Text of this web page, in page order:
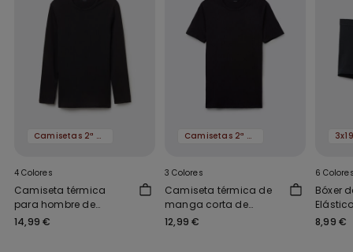
Camisetas 2ª al -50%
4 Colores
Camiseta térmica
para hombre de
manga larga
14,99 €
Camisetas 2ª al -50%
3 Colores
Camiseta térmica de
manga corta de
algodón hombre
12,99 €
6
Bóxer
8,99 €